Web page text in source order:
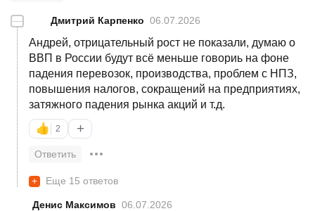
— Дмитрий Карпенко 06.07.2026
Андрей, отрицательный рост не показали, думаю о
ВВП в России будут всё меньше говориь на фоне
падения перевозок, производства, проблем с НПЗ,
повышения налогов, сокращений на предприятиях,
затяжного падения рынка акций и т.д.
👍 2 +
Ответить
+ Еще 15 ответов
Денис Максимов 06.07.2026